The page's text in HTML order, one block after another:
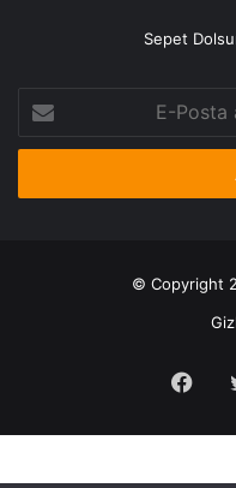
Sepet
Posta
adresinizi
© Copyright